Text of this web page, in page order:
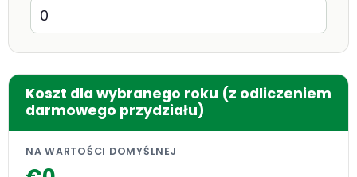
Koszt dla wybranego roku (z odliczeniem
darmowego przydziału)
NA WARTOŚCI DOMYŚLNEJ